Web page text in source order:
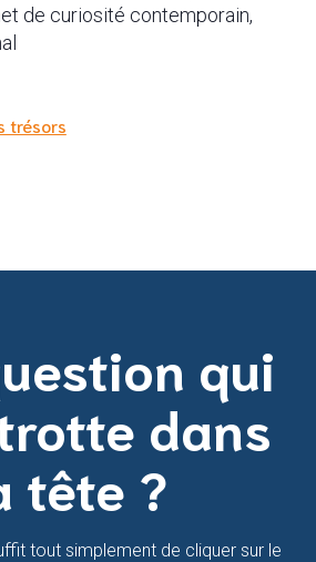
de curiosité contemporain,
trésors
qui
dans
tête ?
tout simplement de cliquer sur le